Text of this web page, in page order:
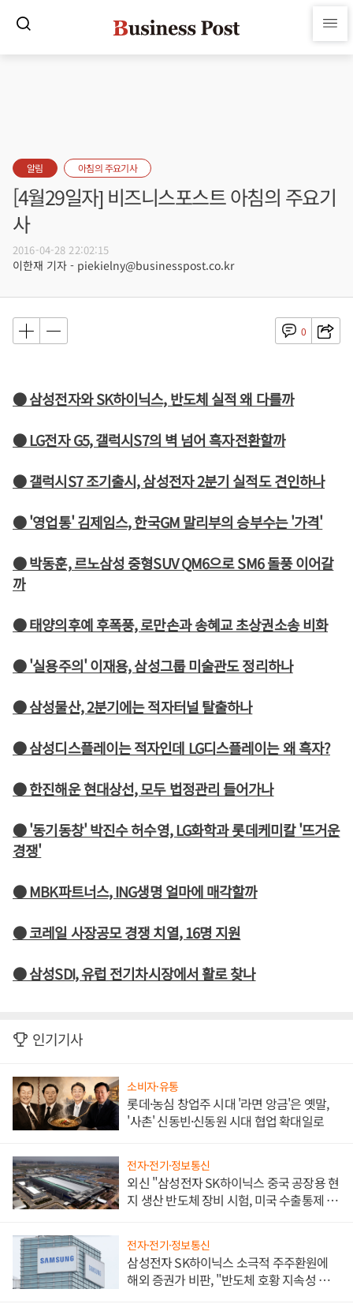
알림 아침의 주요기사
[4월29일자] 비즈니스포스트 아침의 주요기
사
2016-04-28 22:02:15
이한재 기자 - piekielny@businesspost.co.kr
0
● 삼성전자와 SK하이닉스, 반도체 실적 왜 다를까
● LG전자 G5, 갤럭시S7의 벽 넘어 흑자전환할까
● 갤럭시S7 조기출시, 삼성전자 2분기 실적도 견인하나
● '영업통' 김제임스, 한국GM 말리부의 승부수는 '가격'
● 박동훈, 르노삼성 중형SUV QM6으로 SM6 돌풍 이어갈
까
● 태양의후예 후폭풍, 로만손과 송혜교 초상권소송 비화
● '실용주의' 이재용, 삼성그룹 미술관도 정리하나
● 삼성물산, 2분기에는 적자터널 탈출하나
● 삼성디스플레이는 적자인데 LG디스플레이는 왜 흑자?
● 한진해운 현대상선, 모두 법정관리 들어가나
● '동기동창' 박진수 허수영, LG화학과 롯데케미칼 '뜨거운
경쟁'
● MBK파트너스, ING생명 얼마에 매각할까
● 코레일 사장공모 경쟁 치열, 16명 지원
● 삼성SDI, 유럽 전기차시장에서 활로 찾나
인기기사
소비자·유통
롯데·농심 창업주 시대 '라면 앙금'은 옛말,
'사촌' 신동빈·신동원 시대 협업 확대일로
전자·전기·정보통신
외신 "삼성전자 SK하이닉스 중국 공장용 현
지 생산 반도체 장비 시험, 미국 수출통제 대
전자·전기·정보통신
삼성전자 SK하이닉스 소극적 주주환원에
해외 증권가 비판, "반도체 호황 지속성 의